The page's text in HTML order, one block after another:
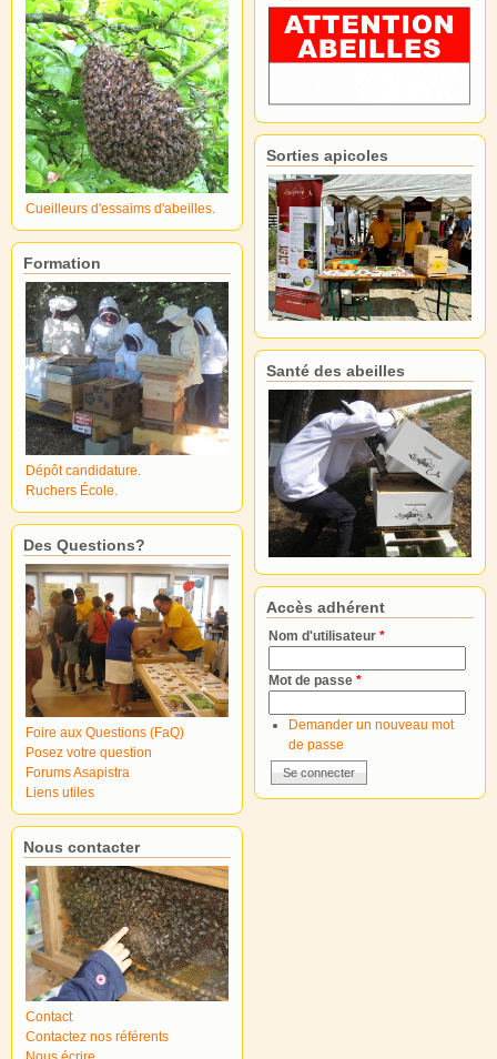
Cueilleurs d'essaims d'abeilles.
Formation
Dépôt candidature.
Ruchers École.
Des Questions?
Foire aux Questions (FaQ)
Posez votre question
Forums Asapistra
Liens utiles
Nous contacter
Contact
Contactez nos référents
Nous écrire
Sorties apicoles
Santé des abeilles
Accès adhérent
Nom d'utilisateur *
Mot de passe *
Demander un nouveau mot
de passe